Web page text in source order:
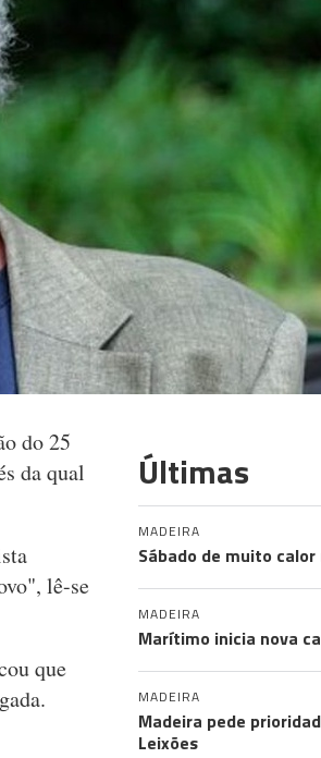
do 25
da qual
lê-se
que
Últimas
MADEIRA
Sábado de muito calor
MADEIRA
Marítimo inicia nova
MADEIRA
Madeira pede
Leixões